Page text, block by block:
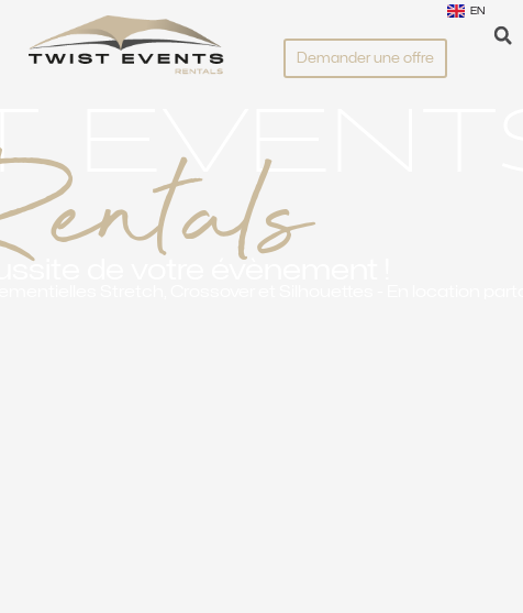
Demander une offre
EN
EVENTS
de votre évènement !